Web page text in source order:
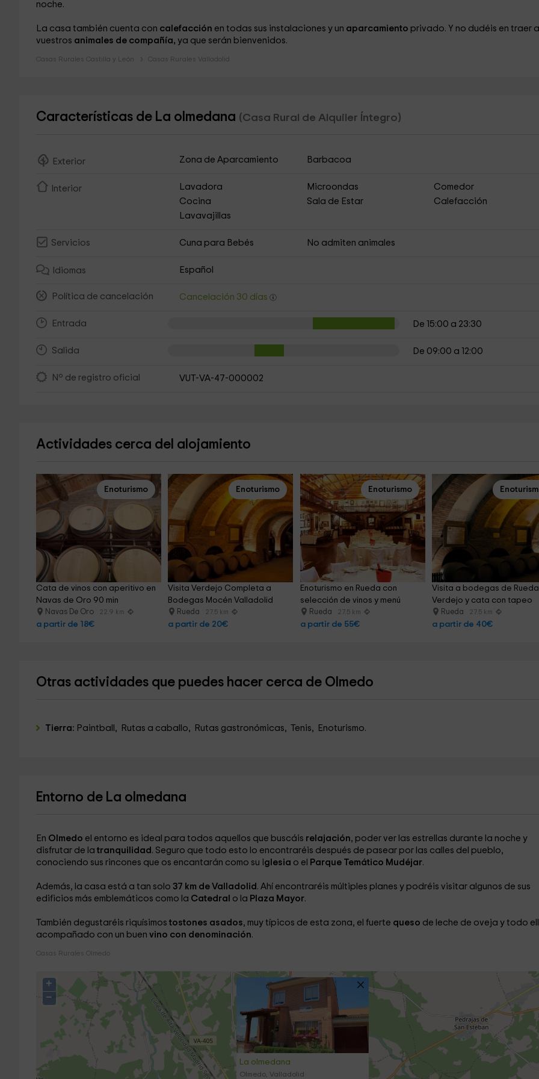
noche.
La casa también cuenta con calefacción en todas sus instalaciones y un aparcamiento privado. Y no dudéis en traer a
vuestros animales de compañía, ya que serán bienvenidos.
Casas Rurales Castilla y León Casas Rurales Valladolid
Características de La olmedana (Casa Rural de Alquiler Íntegro)
Exterior Zona de Aparcamiento Barbacoa
Interior Lavadora Microondas
Comedor
Cocina
Sala de Estar
Calefacción
Lavavajillas
Servicios Cuna para Bebés No admiten animales
Idiomas Español
Política de cancelación Cancelación 30 días
Entrada De 15:00 a 23:30
Salida De 09:00 a 12:00
Nº de registro oficial VUT-VA-47-000002
Actividades cerca del alojamiento
Enoturismo
Cata de vinos con aperitivo en
Navas de Oro 90 min
Navas De Oro 22.9 km
a partir de 18€
Enoturismo
Visita Verdejo Completa a
Bodegas Mocén Valladolid
Rueda 27.5 km
a partir de 20€
Enoturismo
Enoturismo en Rueda con
selección de vinos y menú
Rueda 27.5 km
a partir de 55€
Visita a bodegas de
Verdejo y cata con tapeo
Rueda 27.5 km
a partir de 40€
Otras actividades que puedes hacer cerca de Olmedo
Tierra: Paintball, Rutas a caballo, Rutas gastronómicas, Tenis, Enoturismo.
Entorno de La olmedana
En Olmedo el entorno es ideal para todos aquellos que buscáis relajación, poder ver las estrellas durante la noche y
disfrutar de la tranquilidad . Seguro que todo esto lo encontraréis después de pasear por las calles del pueblo,
conociendo sus rincones que os encantarán como su I glesia o el Parque Temático Mudéjar.
Además, la casa está a tan solo 37 km de Valladolid . Ahí encontraréis múltiples planes y podréis visitar algunos de sus
edificios más emblemáticos como la Catedral o la Plaza Mayor.
También degustaréis riquísimos tostones asados, muy típicos de esta zona, el fuerte queso de leche de oveja y todo
acompañado con un buen vino con denominación.
Casas Rurales Olmedo
La olmedana
Olmedo, Valladolid
+
−